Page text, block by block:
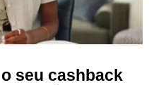
seu cashback